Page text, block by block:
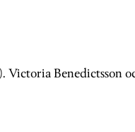
Victoria Benedictsson